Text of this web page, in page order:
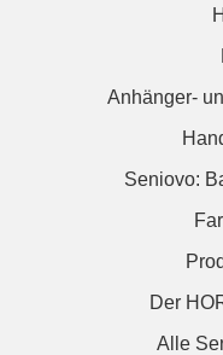
Anhänger-
Seniovo:
Der
Alle